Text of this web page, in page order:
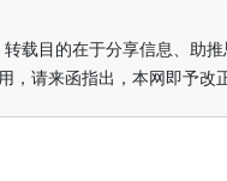
载目的在于分享信息、助
请来函指出，本网即予改正